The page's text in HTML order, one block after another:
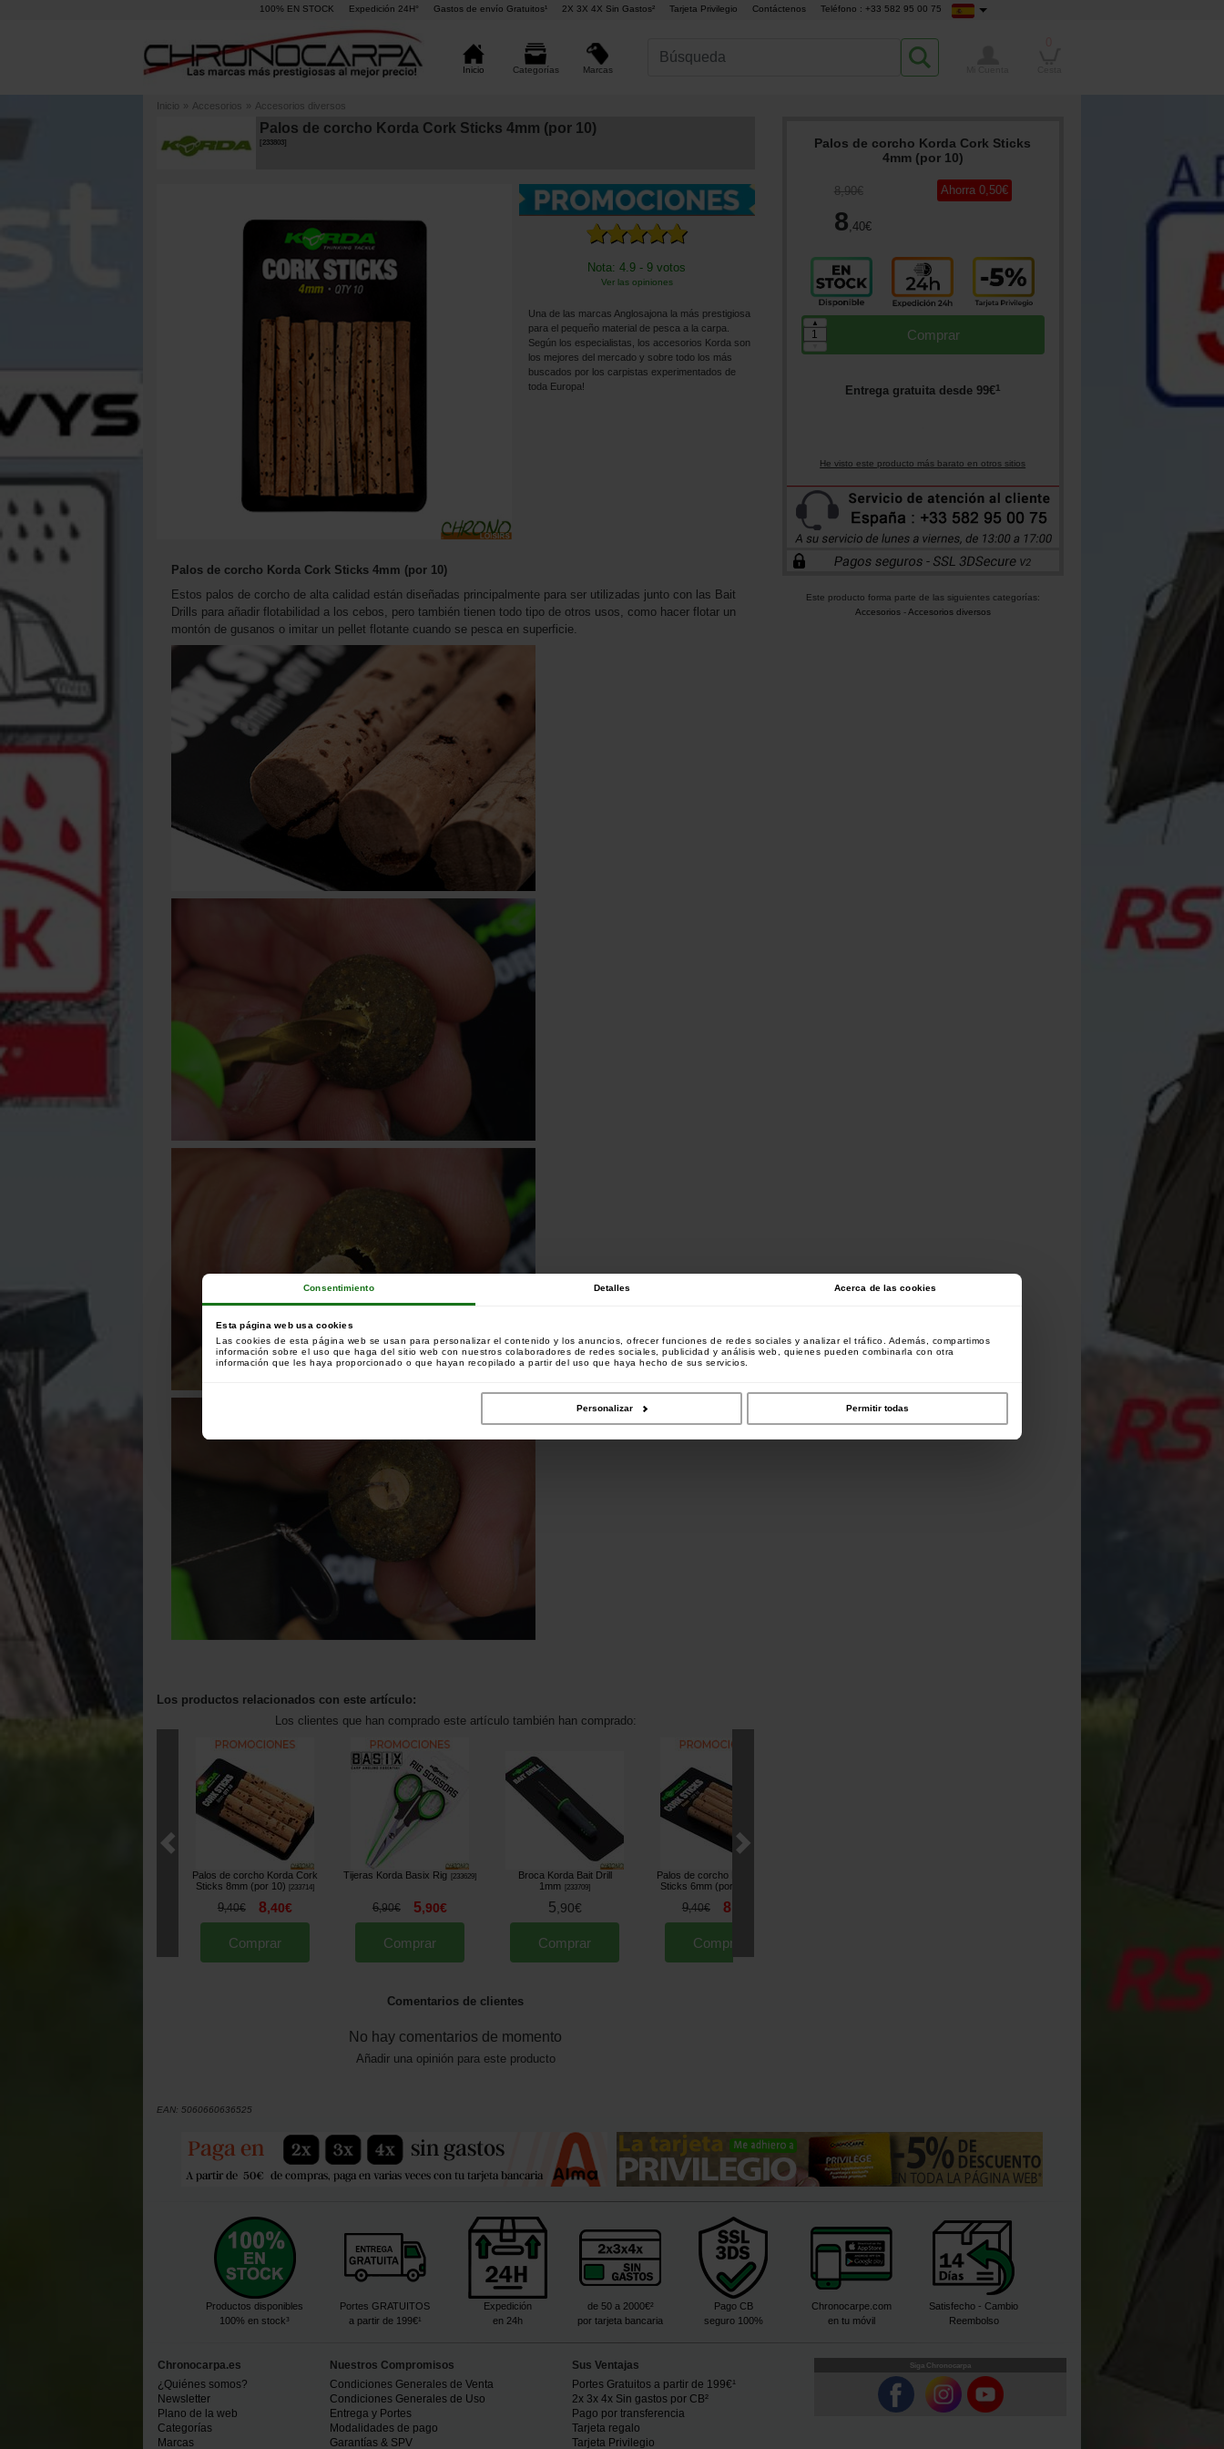
Consentimiento Detalles Acerca de las cookies
Esta página web usa cookies
Las cookies de esta página web se usan para personalizar el contenido y los anuncios, ofrecer funciones de redes sociales y analizar el tráfico. Además, compartimos
información sobre el uso que haga del sitio web con nuestros colaboradores de redes sociales, publicidad y análisis web, quienes pueden combinarla con otra
información que les haya proporcionado o que hayan recopilado a partir del uso que haya hecho de sus servicios.
Personalizar Permitir todas
100% EN STOCK Expedición 24H° Gastos de envío Gratuitos¹ 2X 3X 4X Sin Gastos² Tarjeta Privilegio Contáctenos Teléfono : +33 582 95 00 75
Inicio Categorías Marcas
Inicio » Accesorios » Accesorios diversos
Palos de corcho Korda Cork Sticks 4mm (por 10)
233803]
Nota: 4.9 - 9 votos
Ver las opiniones
Una de las marcas Anglosajona la más prestigiosa
para el pequeño material de pesca a la carpa.
Según los especialistas, los accesorios Korda son
los mejores del mercado y sobre todo los más
buscados por los carpistas experimentados de
toda Europa!
Palos de corcho Korda Cork Sticks
4mm (por 10)
8,90€
8,40€
Ahorra 0,50€
Comprar
▲
Entrega gratuita desde 99€1
He visto este producto más barato en otros sitios
Este producto forma parte de las siguientes categorías:
Accesorios-Accesorios diversos
Palos de corcho Korda Cork Sticks 4mm (por 10)
Estos palos de corcho de alta calidad están diseñadas principalmente para ser utilizadas junto con las Bait
Drills para añadir flotabilidad a los cebos, pero también tienen todo tipo de otros usos, como hacer flotar un
montón de gusanos o imitar un pellet flotante cuando se pesca en superficie.
Los productos relacionados con este artículo:
Los clientes que han comprado este artículo también han comprado:
Palos de corcho Korda Cork
Sticks 8mm (por 10)
[233714]
9,40€ 8,40€
Comprar
Tijeras Korda Basix Rig 233629]
6,90€ 5,90€
Comprar
Broca Korda Bait Drill
1mm
233709]
5,90€
Comprar
Palos de corcho Korda Cork
Sticks 6mm (por 10)
9,40€ 8
Comprar
Comentarios de clientes
No hay comentarios de momento
Añadir una opinión para este producto
EAN: 5060660636525
Productos disponibles
100% en stock³
Portes GRATUITOS
a partir de 199€¹
Expedición
en 24h
de 50 a 2000€²
por tarjeta bancaria
Pago CB
seguro 100%
Chronocarpe.com
en tu móvil
Satisfecho - Cambio
Reembolso
Chronocarpa.es
¿Quiénes somos?
Newsletter
Plano de la web
Categorías
Marcas
Nuestros Compromisos
Condiciones Generales de Venta
Condiciones Generales de Uso
Entrega y Portes
Modalidades de pago
Garantías & SPV
Sus Ventajas
Portes Gratuitos a partir de 199€¹
2x 3x 4x Sin gastos por CB²
Pago por transferencia
Tarjeta regalo
Tarjeta Privilegio
Siga Chronocarpa